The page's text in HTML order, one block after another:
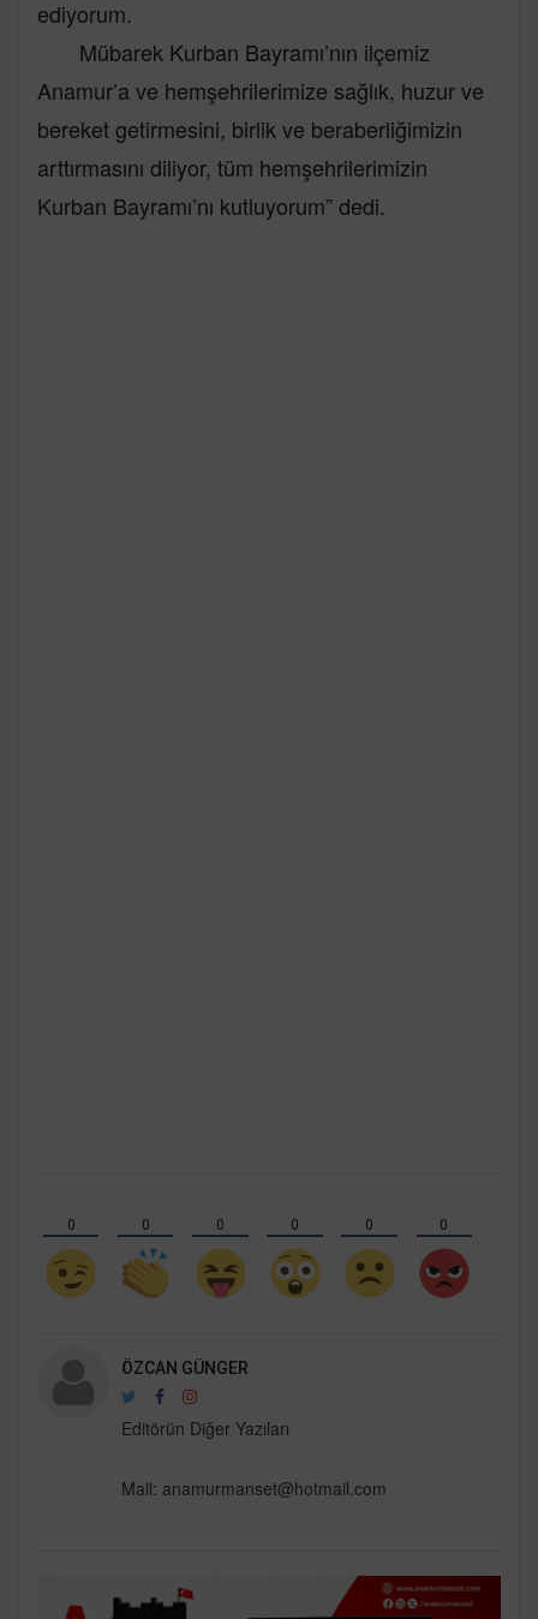
ediyorum.
Mübarek Kurban Bayramı’nın ilçemiz
Anamur’a ve hemşehrilerimize sağlık, huzur ve
bereket getirmesini, birlik ve beraberliğimizin
arttırmasını diliyor, tüm hemşehrilerimizin
Kurban Bayramı’nı kutluyorum” dedi.
0 0 0 0 0 0
ÖZCAN GÜNGER
Editörün Diğer Yazıları
Mail: anamurmanset@hotmail.com